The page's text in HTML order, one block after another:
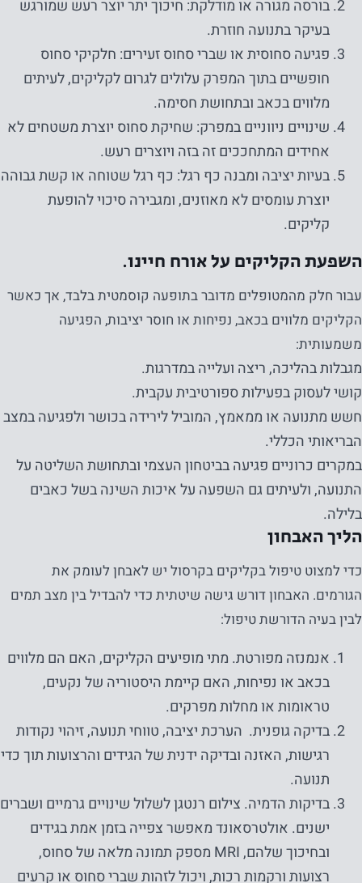
בורסה מגורה או מודלקת: חיכוך יתר יוצר רעש שמורגש
בעיקר בתנועה חוזרת.
פגיעה סחוסית או שברי סחוס זעירים: חלקיקי סחוס
חופשיים בתוך המפרק עלולים לגרום לקליקים, לעיתים
מלווים בכאב ובתחושת חסימה.
שינויים ניווניים במפרק: שחיקת סחוס יוצרת משטחים לא
אחידים המתחככים זה בזה ויוצרים רעש.
בעיות יציבה ומבנה כף רגל: כף רגל שטוחה או קשת גבוהה
יוצרת עומסים לא מאוזנים, ומגבירה סיכוי להופעת
קליקים.
השפעת הקליקים על אורח חיינו.
עבור חלק מהמטופלים מדובר בתופעה קוסמטית בלבד, אך כאשר
הקליקים מלווים בכאב, נפיחות או חוסר יציבות, הפגיעה
משמעותית:
מגבלות בהליכה, ריצה ועלייה במדרגות.
קושי לעסוק בפעילות ספורטיבית עקבית.
חשש מתנועה או ממאמץ, המוביל לירידה בכושר ולפגיעה במצב
הבריאותי הכללי.
במקרים כרוניים פגיעה בביטחון העצמי ובתחושת השליטה על
התנועה, ולעיתים גם השפעה על איכות השינה בשל כאבים
בלילה.
הליך האבחון
כדי למצוט טיפול בקליקים בקרסול יש לאבחן לעומק את
הגורמים. האבחון דורש גישה שיטתית כדי להבדיל בין מצב תמים
לבין בעיה הדורשת טיפול:
אנמנזה מפורטת. מתי מופיעים הקליקים, האם הם מלווים
בכאב או נפיחות, האם קיימת היסטוריה של נקעים,
טראומות או מחלות מפרקים.
בדיקה גופנית. הערכת יציבה, טווחי תנועה, זיהוי נקודות
רגישות, האזנה ובדיקה ידנית של הגידים והרצועות תוך כדי
תנועה.
בדיקות הדמיה. צילום רנטגן לשלול שינויים גרמיים ושברים
ישנים. אולטרסאונד מאפשר צפייה בזמן אמת בגידים
ובחיכוך שלהם, MRI מספק תמונה מלאה של סחוס,
רצועות ורקמות רכות, ויכול לזהות שברי סחוס או קרעים